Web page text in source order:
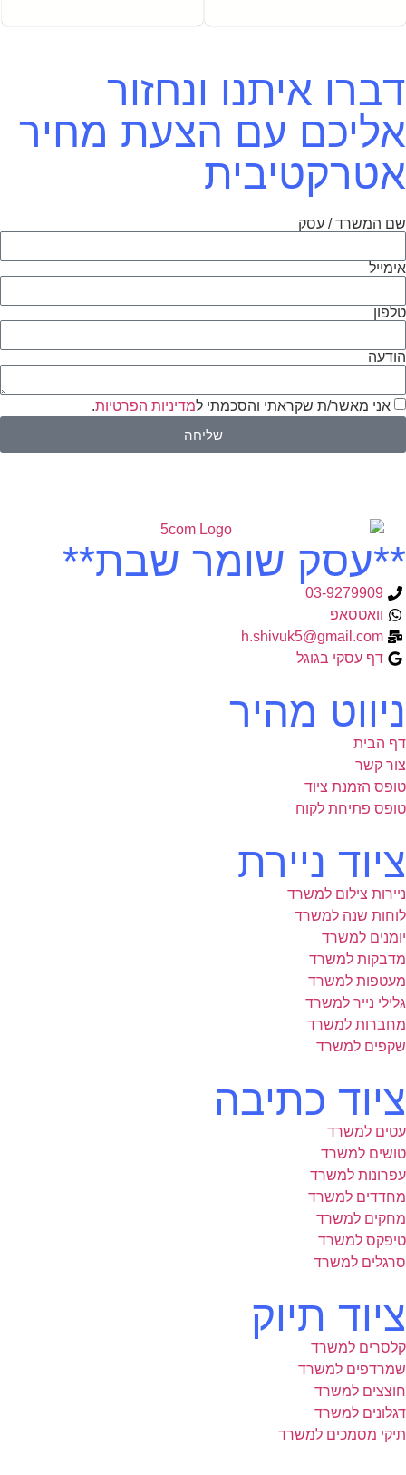
דברו איתנו ונחזור
אליכם עם הצעת מחיר
אטרקטיבית
שם המשרד / עסק
אימייל
טלפון
הודעה
אני מאשר/ת שקראתי והסכמתי למדיניות הפרטיות.
שליחה
**עסק שומר שבת**
03-9279909
וואטסאפ
h.shivuk5@gmail.com
דף עסקי בגוגל
ניווט מהיר
דף הבית
צור קשר
טופס הזמנת ציוד
טופס פתיחת לקוח
ציוד ניירת
ניירות צילום למשרד
לוחות שנה למשרד
יומנים למשרד
מדבקות למשרד
מעטפות למשרד
גלילי נייר למשרד
מחברות למשרד
שקפים למשרד
ציוד כתיבה
עטים למשרד
טושים למשרד
עפרונות למשרד
מחדדים למשרד
מחקים למשרד
טיפקס למשרד
סרגלים למשרד
ציוד תיוק
קלסרים למשרד
שמרדפים למשרד
חוצצים למשרד
דגלונים למשרד
תיקי מסמכים למשרד